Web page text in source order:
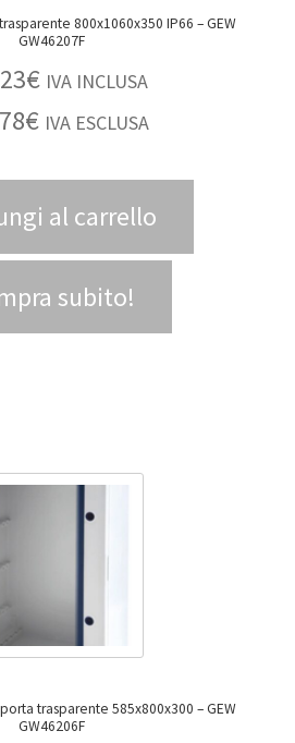
800x1060x350 IP66 – GEW
GW46207F
€ IVA INCLUSA
€ IVA ESCLUSA
al carrello
subito!
trasparente 585x800x300 – GEW
GW46206F